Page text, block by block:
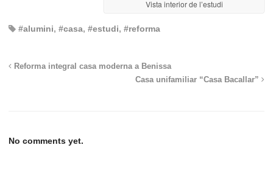
Vista interior de l’estudi
#alumini, #casa, #estudi, #reforma
Reforma integral casa moderna a Benissa
Casa unifamiliar “Casa Bacallar”
No comments yet.